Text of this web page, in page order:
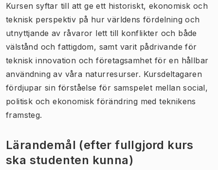
Kursen syftar till att ge ett historiskt, ekonomisk och
teknisk perspektiv på hur världens fördelning och
utnyttjande av råvaror lett till konflikter och både
välstånd och fattigdom, samt varit pådrivande för
teknisk innovation och företagsamhet för en hållbar
användning av våra naturresurser. Kursdeltagaren
fördjupar sin förståelse för samspelet mellan social,
politisk och ekonomisk förändring med teknikens
framsteg.
Lärandemål (efter fullgjord kurs
ska studenten kunna)